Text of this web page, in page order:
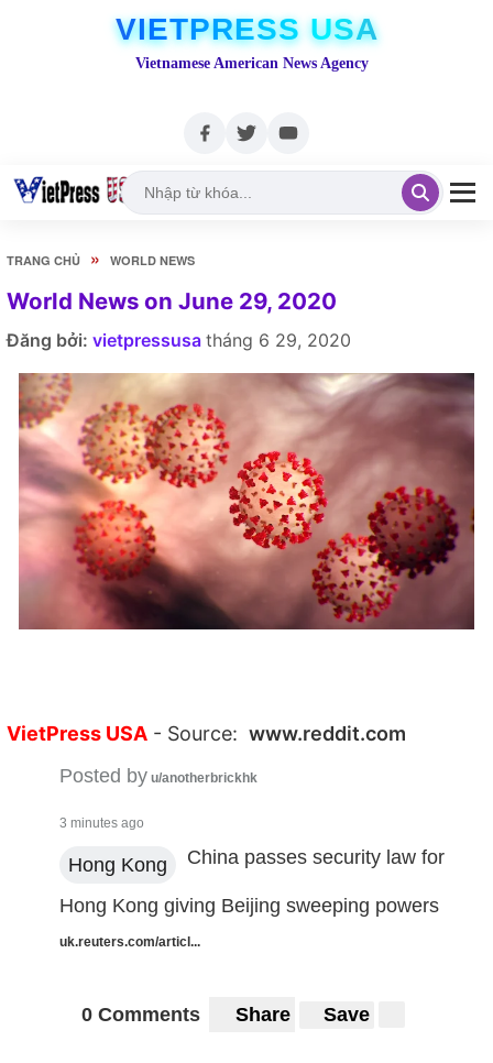
VIETPRESS USA
Vietnamese American News Agency
TRANG CHỦ » WORLD NEWS
World News on June 29, 2020
Đăng bởi: vietpressusa tháng 6 29, 2020
VietPress USA - Source: www.reddit.com
Posted by u/anotherbrickhk
3 minutes ago
Hong Kong China passes security law for
Hong Kong giving Beijing sweeping powers
uk.reuters.com/articl...
0 Comments Share Save